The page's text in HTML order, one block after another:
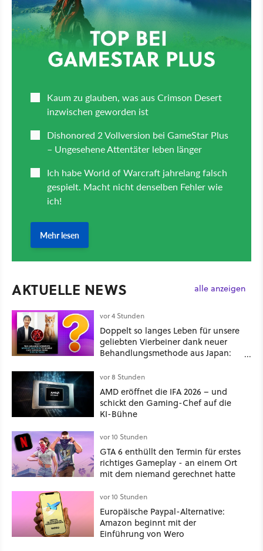
AKTUELLE NEWS alle anzeigen
vor 4 Stunden
Doppelt so langes Leben für unsere
geliebten Vierbeiner dank neuer
Behandlungsmethode aus Japan:
Kommentare zeigt, dass es nicht so
einfach ist
vor 8 Stunden
AMD eröffnet die IFA 2026 – und
schickt den Gaming-Chef auf die
KI-Bühne
vor 10 Stunden
GTA 6 enthüllt den Termin für erstes
richtiges Gameplay - an einem Ort
mit dem niemand gerechnet hatte
vor 10 Stunden
Europäische Paypal-Alternative:
Amazon beginnt mit der
Einführung von Wero